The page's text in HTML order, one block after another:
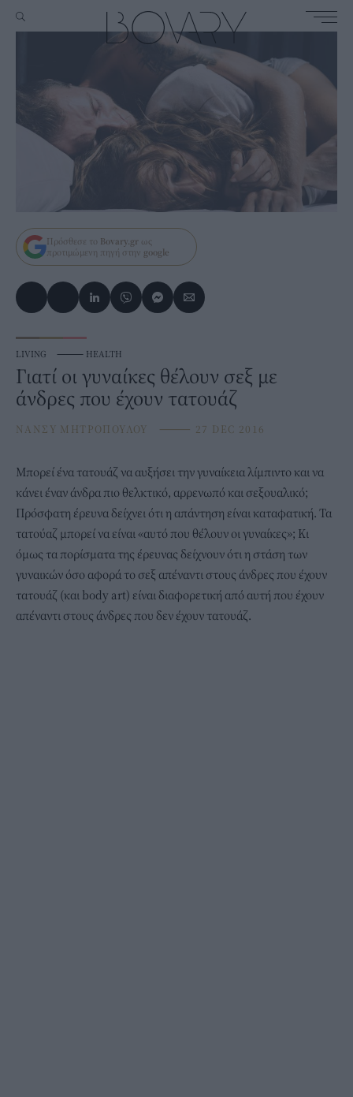
Πρόσθεσε το Bovary.gr ως
προτιμώμενη πηγή στην google
LIVING ⸻ HEALTH
Γιατί οι γυναίκες θέλουν σεξ με
άνδρες που έχουν τατουάζ
ΝΑΝΣΥ ΜΗΤΡΟΠΟΥΛΟΥ ⸻ 27 DEC 2016
Μπορεί ένα τατουάζ να αυξήσει την γυναίκεια λίμπιντο και να
κάνει έναν άνδρα πιο θελκτικό, αρρενωπό και σεξουαλικό;
Πρόσφατη έρευνα δείχνει ότι η απάντηση είναι καταφατική. Τα
τατούαζ μπορεί να είναι «αυτό που θέλουν οι γυναίκες»; Κι
όμως τα πορίσματα της έρευνας δείχνουν ότι η στάση των
γυναικών όσο αφορά το σεξ απέναντι στους άνδρες που έχουν
τατουάζ (και body art) είναι διαφορετική από αυτή που έχουν
απέναντι στους άνδρες που δεν έχουν τατουάζ.